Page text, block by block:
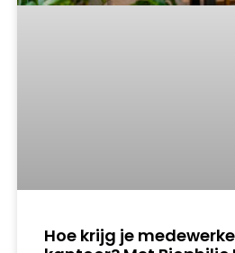
Hoe krijg je